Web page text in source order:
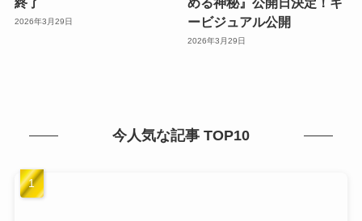
2026年3月29日
ービジュアル公開
2026年3月29日
今人気な記事 TOP10